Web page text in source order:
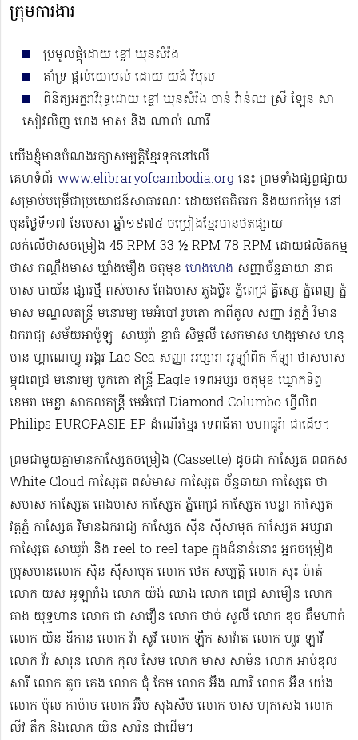
ក្រុមការងារ
ប្រមូលផ្តុំដោយ ខ្ចៅ ឃុនសំរ៉ង
គាំទ្រ ផ្តល់យោបល់ ដោយ យង់ វិបុល
ពិនិត្យអក្ខរាវិរុទ្ធដោយ ខ្ចៅ ឃុនសំរ៉ង ចាន់ វ៉ាន់ឈ ស្រី ឡែន សា
សៀវលិញ ហេង មាស និង ណាល់ ណារី
យើងខ្ញុំមានបំណងរក្សាសម្បត្តិខ្មែរទុកនៅលើ
គេហទំព័រ www.elibraryofcambodia.org នេះ ព្រមទាំងផ្សព្វផ្សាយ
សម្រាប់បម្រើជាប្រយោជន៍សាធារណៈ ដោយឥតគិតរក និងយកកម្រៃ នៅ
មុនថ្ងៃទី១៧ ខែមេសា ឆ្នាំ១៩៧៥ ចម្រៀងខ្មែរបានថតផ្សាយ
លក់លើថាសចម្រៀង 45 RPM 33 ½ RPM 78 RPM​ ដោយផលិតកម្ម
ថាស កណ្ដឹងមាស ឃ្លាំងមឿង ចតុមុខ ហេងហេង សញ្ញាច័ន្ទឆាយា នាគ
មាស បាយ័ន ផ្សារថ្មី ពស់មាស ពែងមាស ភួងម្លិះ ភ្នំពេជ្រ គ្លិស្សេ ភ្នំពេញ ភ្នំ
មាស មណ្ឌលតន្រ្តី មនោរម្យ មេអំបៅ រូបតោ កាពីតូល សញ្ញា វត្តភ្នំ វិមាន
ឯករាជ្យ សម័យអាប៉ូឡូ ​​​ សាឃូរ៉ា ខ្លាធំ សិម្ពលី សេកមាស ហង្សមាស ហនុ
មាន ហ្គាណេហ្វូ​ អង្គរ Lac Sea សញ្ញា អប្សារា អូឡាំពិក កីឡា ថាសមាស
ម្កុដពេជ្រ មនោរម្យ បូកគោ ឥន្ទ្រី Eagle ទេពអប្សរ ចតុមុខ ឃ្លោកទិព្វ
ខេមរា មេខ្លា សាកលតន្ត្រី មេអំបៅ Diamond Columbo ហ្វីលិព
Philips EUROPASIE EP ដំណើរខ្មែរ​ ទេពធីតា មហាធូរ៉ា ជាដើម​។
ព្រមជាមួយគ្នាមានកាសែ្សតចម្រៀង (Cassette) ដូចជា កាស្សែត ពពកស
White Cloud កាស្សែត ពស់មាស កាស្សែត ច័ន្ទឆាយា កាស្សែត ថា
សមាស កាស្សែត ពេងមាស កាស្សែត ភ្នំពេជ្រ កាស្សែត មេខ្លា កាស្សែត
វត្តភ្នំ កាស្សែត វិមានឯករាជ្យ កាស្សែត ស៊ីន ស៊ីសាមុត កាស្សែត អប្សារា
កាស្សែត សាឃូរ៉ា និង reel to reel tape ក្នុងជំនាន់នោះ អ្នកចម្រៀង
ប្រុសមាន​លោក ស៊ិន ស៊ីសាមុត លោក ​ថេត សម្បត្តិ លោក សុះ ម៉ាត់
លោក យស អូឡារាំង លោក យ៉ង់ ឈាង លោក ពេជ្រ សាមឿន លោក
គាង យុទ្ធហាន លោក ជា សាវឿន លោក ថាច់ សូលី លោក ឌុច គឹមហាក់
លោក យិន ឌីកាន លោក វ៉ា សូវី លោក ឡឹក សាវ៉ាត លោក ហួរ ឡាវី
លោក វ័រ សារុន​ លោក កុល សែម លោក មាស សាម៉ន លោក អាប់ឌុល
សារី លោក តូច តេង លោក ជុំ កែម លោក អ៊ឹង ណារី លោក អ៊ិន យ៉េង​​
លោក ម៉ុល កាម៉ាច លោក អ៊ឹម សុងសឺម ​លោក មាស ហុក​សេង លោក​ ​​
លីវ តឹក និងលោក យិន សារិន ជាដើម។